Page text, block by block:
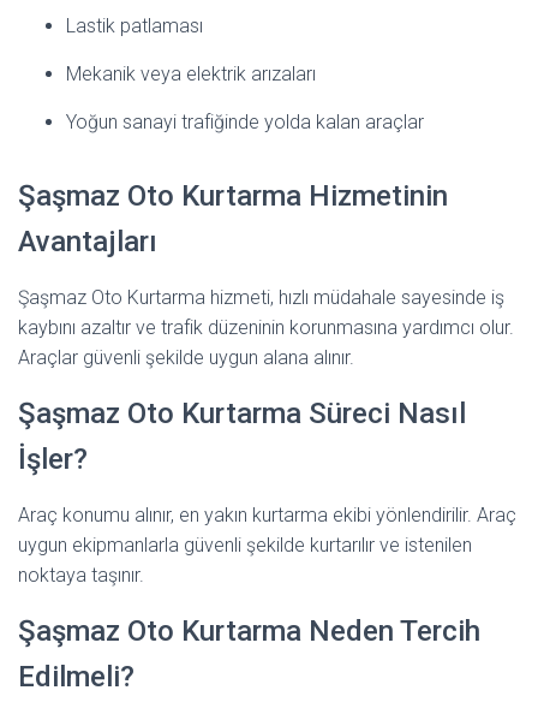
Lastik patlaması
Mekanik veya elektrik arızaları
Yoğun sanayi trafiğinde yolda kalan araçlar
Şaşmaz Oto Kurtarma Hizmetinin
Avantajları
Şaşmaz Oto Kurtarma hizmeti, hızlı müdahale sayesinde iş
kaybını azaltır ve trafik düzeninin korunmasına yardımcı olur.
Araçlar güvenli şekilde uygun alana alınır.
Şaşmaz Oto Kurtarma Süreci Nasıl
İşler?
Araç konumu alınır, en yakın kurtarma ekibi yönlendirilir. Araç
uygun ekipmanlarla güvenli şekilde kurtarılır ve istenilen
noktaya taşınır.
Şaşmaz Oto Kurtarma Neden Tercih
Edilmeli?